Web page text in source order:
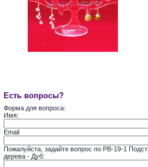
Есть вопросы?
Форма для вопроса:
Имя:
Email
Пожалуйста, задайте вопрос по PB-19-1
дерева - Дуб: